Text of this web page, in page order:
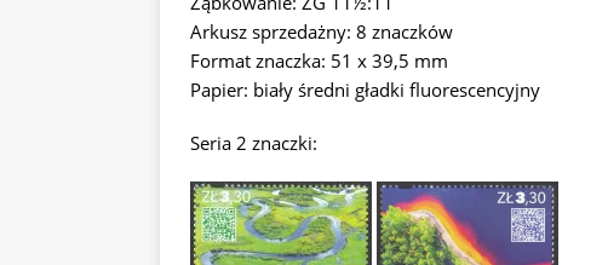
Arkusz sprzedażny: 8 znaczków
Format znaczka: 51 x 39,5 mm
Papier: biały średni gładki fluorescencyjny
Seria 2 znaczki: